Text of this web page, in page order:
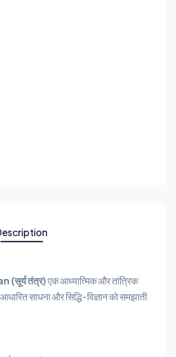
तंत्र)एक आध्यात्मिक और तांत्रिक
साधना और सिद्धि-विज्ञान को समझाती